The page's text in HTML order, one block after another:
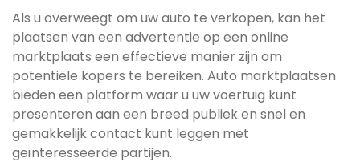
Als u overweegt om uw auto te verkopen, kan het
plaatsen van een advertentie op een online
marktplaats een effectieve manier zijn om
potentiële kopers te bereiken. Auto marktplaatsen
bieden een platform waar u uw voertuig kunt
presenteren aan een breed publiek en snel en
gemakkelijk contact kunt leggen met
geïnteresseerde partijen.